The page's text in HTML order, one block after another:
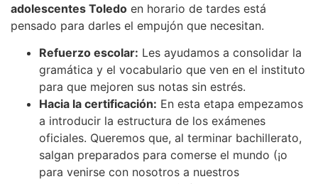
adolescentes Toledo en horario de tardes está
pensado para darles el empujón que necesitan.
Refuerzo escolar: Les ayudamos a consolidar la
gramática y el vocabulario que ven en el instituto
para que mejoren sus notas sin estrés.
Hacia la certificación: En esta etapa empezamos
a introducir la estructura de los exámenes
oficiales. Queremos que, al terminar bachillerato,
salgan preparados para comerse el mundo (¡o
para venirse con nosotros a nuestros